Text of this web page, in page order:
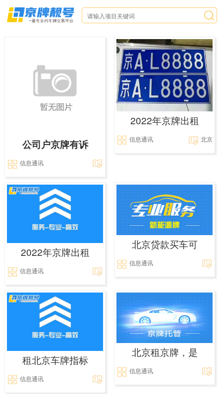
公司户京牌有诉
信息通讯
2022年京牌出租
信息通讯 北京
2022年京牌出租
信息通讯
北京贷款买车可
信息通讯
租北京车牌指标
信息通讯
北京租京牌，是
信息通讯